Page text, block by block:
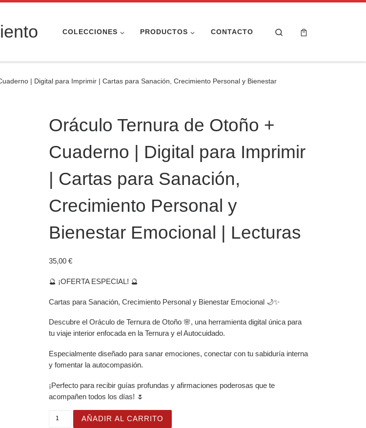
COLECCIONES PRODUCTOS CONTACTO Search
| Digital para Imprimir | Cartas para Sanación, Crecimiento Personal y Bienestar
Oráculo Ternura de Otoño +
Cuaderno | Digital para Imprimir
| Cartas para Sanación,
Crecimiento Personal y
Bienestar Emocional | Lecturas
35,00€
🔮 ¡OFERTA ESPECIAL! 🔮
Cartas para Sanación, Crecimiento Personal y Bienestar Emocional 🌙✨
Descubre el Oráculo de Ternura de Otoño 🌸, una herramienta digital única para
tu viaje interior enfocada en la Ternura y el Autocuidado.
Especialmente diseñado para sanar emociones, conectar con tu sabiduría interna
y fomentar la autocompasión.
¡Perfecto para recibir guías profundas y afirmaciones poderosas que te
acompañen todos los días! 🌷
Oráculo Ternura de Otoño + Cuaderno | Digital para Imprimir | Cartas para
AÑADIR AL CARRITO